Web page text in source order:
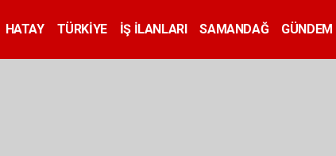
HATAY TÜRKİYE İŞ İLANLARI SAMANDAĞ GÜNDEM